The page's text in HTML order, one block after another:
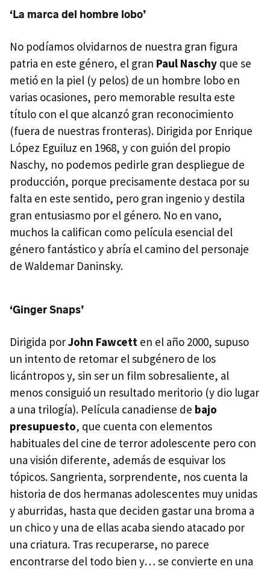
‘La marca del hombre lobo’
No podíamos olvidarnos de nuestra gran figura
patria en este género, el gran Paul Naschy que se
metió en la piel (y pelos) de un hombre lobo en
varias ocasiones, pero memorable resulta este
título con el que alcanzó gran reconocimiento
(fuera de nuestras fronteras). Dirigida por Enrique
López Eguiluz en 1968, y con guión del propio
Naschy, no podemos pedirle gran despliegue de
producción, porque precisamente destaca por su
falta en este sentido, pero gran ingenio y destila
gran entusiasmo por el género. No en vano,
muchos la califican como película esencial del
género fantástico y abría el camino del personaje
de Waldemar Daninsky.
‘Ginger Snaps’
Dirigida porJohn Fawcett en el año 2000, supuso
un intento de retomar el subgénero de los
licántropos y, sin ser un film sobresaliente, al
menos consiguió un resultado meritorio (y dio lugar
a una trilogía). Película canadiense de bajo
presupuesto, que cuenta con elementos
habituales del cine de terror adolescente pero con
una visión diferente, además de esquivar los
tópicos. Sangrienta, sorprendente, nos cuenta la
historia de dos hermanas adolescentes muy unidas
y aburridas, hasta que deciden gastar una broma a
un chico y una de ellas acaba siendo atacado por
una criatura. Tras recuperarse, no parece
encontrarse del todo bien y… se convierte en una